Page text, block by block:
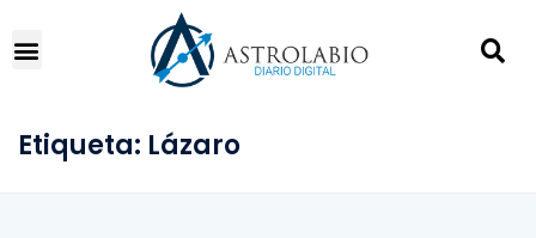
Etiqueta: Lázaro